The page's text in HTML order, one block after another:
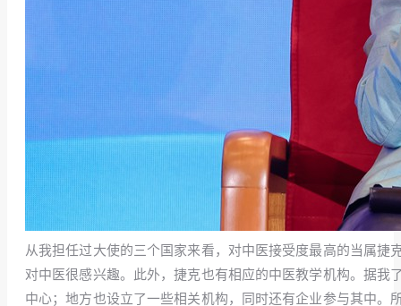
从我担任过大使的三个国家来看，对中医接受度最高的当属
对中医很感兴趣。此外，捷克也有相应的中医教学机构。据
中心；地方也设立了一些相关机构，同时还有企业参与其中